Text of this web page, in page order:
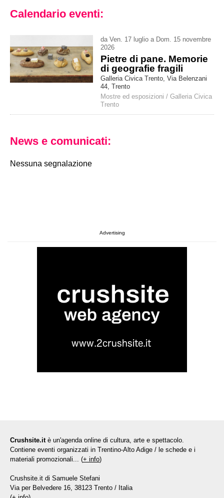
Calendario eventi:
daVen. 17 luglio a Dom. 15 novembre
2026
Pietre di pane. Memorie
di geografie fragili
Galleria Civica Trento, Via Belenzani
44, Trento
Mostre ed esposizioni /Galleria Civica
Trento
News e comunicati:
Nessuna segnalazione
Advertising
Crushsite.it è un'agenda online di cultura, arte e spettacolo.
Contiene eventi organizzati in Trentino-Alto Adige / le schede e i
materiali promozionali... (+ info)
Crushsite.it di Samuele Stefani
Via per Belvedere 16, 38123 Trento / Italia